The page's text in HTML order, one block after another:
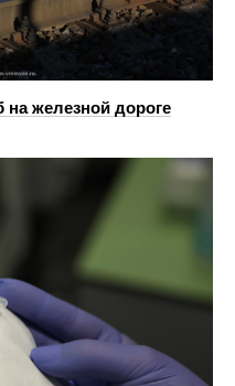
железной дороге